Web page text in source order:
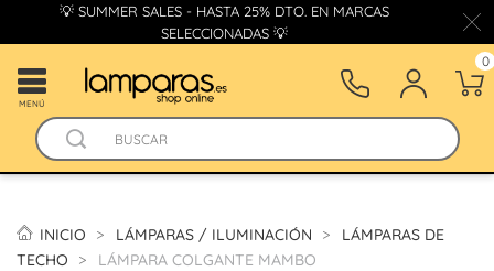
💡 SUMMER SALES - HASTA 25% DTO. EN MARCAS
SELECCIONADAS 💡
MENÚ
0
INICIO LÁMPARAS / ILUMINACIÓN
LÁMPARAS DE
TECHO
LÁMPARA COLGANTE MAMBO